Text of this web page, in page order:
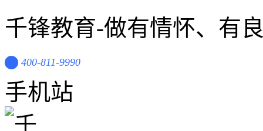
千锋教育-做有情怀、有
400-811-9990
手机站